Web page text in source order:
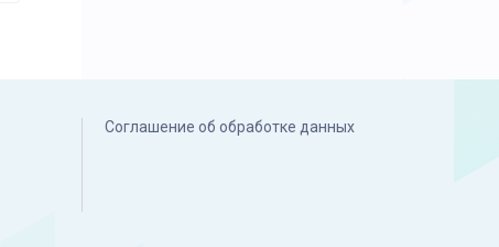
Соглашение об обработке данных